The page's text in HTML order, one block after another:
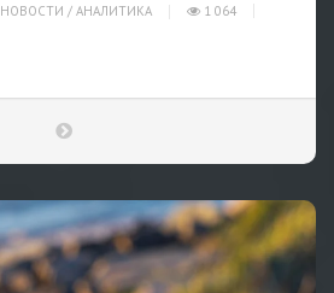
НОВОСТИ / АНАЛИТИКА
1 064